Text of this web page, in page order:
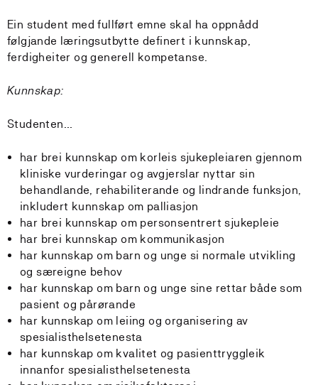
Ein student med fullført emne skal ha oppnådd
følgjande læringsutbytte definert i kunnskap,
ferdigheiter og generell kompetanse.
Kunnskap:
Studenten…
har brei kunnskap om korleis sjukepleiaren gjennom
kliniske vurderingar og avgjerslar nyttar sin
behandlande, rehabiliterande og lindrande funksjon,
inkludert kunnskap om palliasjon
har brei kunnskap om personsentrert sjukepleie
har brei kunnskap om kommunikasjon
har kunnskap om barn og unge si normale utvikling
og særeigne behov
har kunnskap om barn og unge sine rettar både som
pasient og pårørande
har kunnskap om leiing og organisering av
spesialisthelsetenesta
har kunnskap om kvalitet og pasienttryggleik
innanfor spesialisthelsetenesta